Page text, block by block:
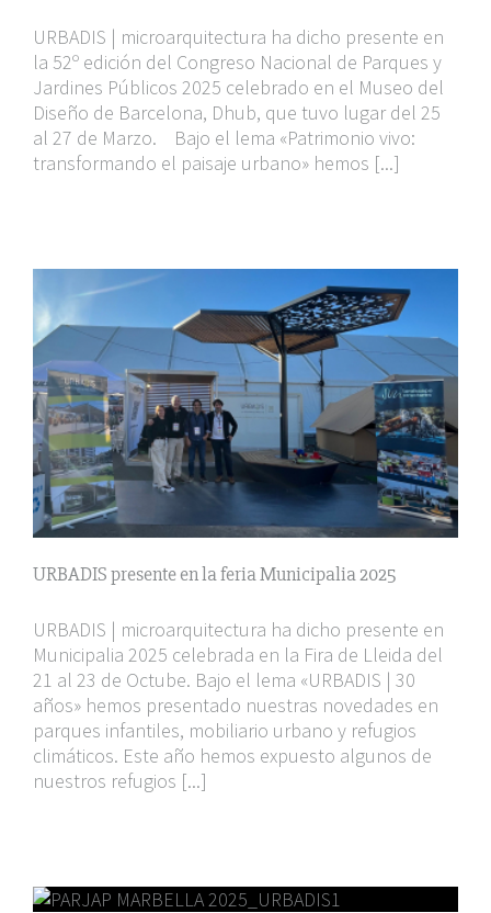
URBADIS | microarquitectura ha dicho presente en
la 52º edición del Congreso Nacional de Parques y
Jardines Públicos 2025 celebrado en el Museo del
Diseño de Barcelona, Dhub, que tuvo lugar del 25
al 27 de Marzo. Bajo el lema «Patrimonio vivo:
transformando el paisaje urbano» hemos [...]
URBADIS presente en la feria Municipalia 2025
URBADIS | microarquitectura ha dicho presente en
Municipalia 2025 celebrada en la Fira de Lleida del
21 al 23 de Octube. Bajo el lema «URBADIS | 30
años» hemos presentado nuestras novedades en
parques infantiles, mobiliario urbano y refugios
climáticos. Este año hemos expuesto algunos de
nuestros refugios [...]